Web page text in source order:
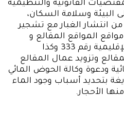
القانونية والتنظيمية
البيئة وسلامة السكان،
انتشار الغبار مع تشجير
المواقع المقالع و
إصلاح وصيانة الطريق الإقليمية رقم 333 وكذا
وتزويد عمال المقالع
ودعوة وكالة الحوض المائي
بتحديد أسباب وجود الماء
الأحجار.